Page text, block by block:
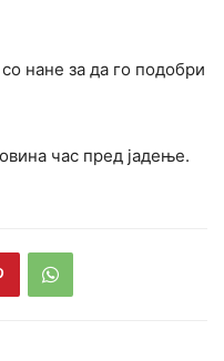
нане за да го подобри
час пред јадење.